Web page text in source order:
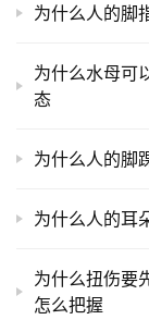
为什么人的脚
为什么水母可
态
为什么人的脚
为什么人的耳
为什么扭伤要
怎么把握